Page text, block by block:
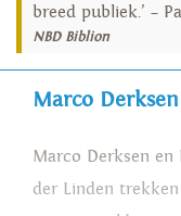
breed publiek.’ –
NBD Biblion
Marco Derksen
Marco Derksen en
der Linden